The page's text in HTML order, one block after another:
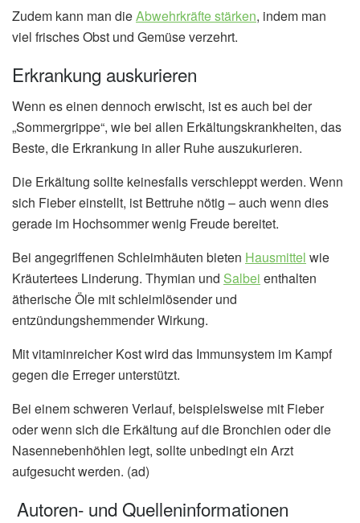
Zudem kann man dieAbwehrkräfte stärken, indem man
viel frisches Obst und Gemüse verzehrt.
Erkrankung auskurieren
Wenn es einen dennoch erwischt, ist es auch bei der
„Sommergrippe“, wie bei allen Erkältungskrankheiten, das
Beste, die Erkrankung in aller Ruhe auszukurieren.
Die Erkältung sollte keinesfalls verschleppt werden. Wenn
sich Fieber einstellt, ist Bettruhe nötig – auch wenn dies
gerade im Hochsommer wenig Freude bereitet.
Bei angegriffenen Schleimhäuten bieten Hausmittel wie
Kräutertees Linderung. Thymian und Salbei enthalten
ätherische Öle mit schleimlösender und
entzündungshemmender Wirkung.
Mit vitaminreicher Kost wird das Immunsystem im Kampf
gegen die Erreger unterstützt.
Bei einem schweren Verlauf, beispielsweise mit Fieber
oder wenn sich die Erkältung auf die Bronchien oder die
Nasennebenhöhlen legt, sollte unbedingt ein Arzt
aufgesucht werden. (ad)
Autoren- und Quelleninformationen